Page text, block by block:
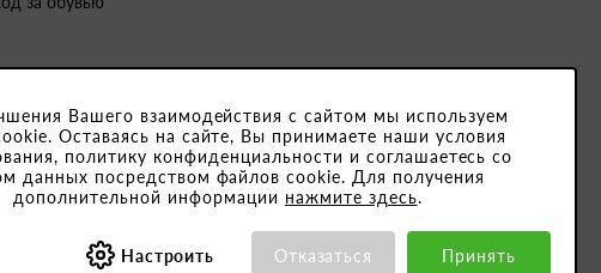
Вашего взаимодействия с сайтом мы используем
Оставаясь на сайте, Вы принимаете наши условия
политику конфиденциальности и соглашаетесь со
данных посредством файлов cookie. Для получения
дополнительной информации нажмите здесь.
Настроить Отказаться Принять
774791001. Юридический адрес закрытого акционерного общества «Белвест
391815189, ОКПО 501066892000